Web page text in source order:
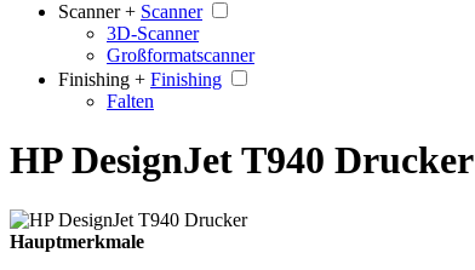
Scanner + Scanner
3D-Scanner
Großformatscanner
Finishing + Finishing
Falten
HP DesignJet T940 Drucker
Hauptmerkmale